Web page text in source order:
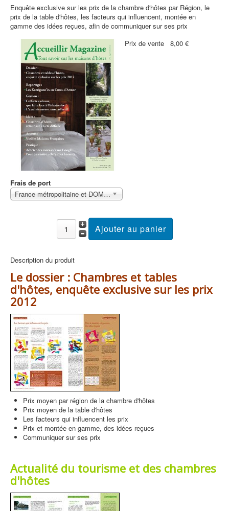
Enquête exclusive sur les prix de la chambre d'hôtes par Région, le
prix de la table d'hôtes, les facteurs qui influencent, montée en
gamme des idées reçues, afin de communiquer sur ses prix
Prix ​​de vente
8,00 €
Frais de port
France métropolitaine et DOM Sans surcoût
Description du produit
Le dossier : Chambres et tables
d'hôtes, enquête exclusive sur les prix
2012
Prix moyen par région de la chambre d'hôtes
Prix moyen de la table d'hôtes
Les facteurs qui influencent les prix
Prix et montée en gamme, des idées reçues
Communiquer sur ses prix
Actualité du tourisme et des chambres
d'hôtes